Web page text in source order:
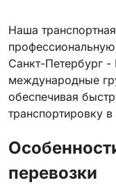
Наша
Санкт-Петербург
международные
обеспечивая
транспортировку
перевозки